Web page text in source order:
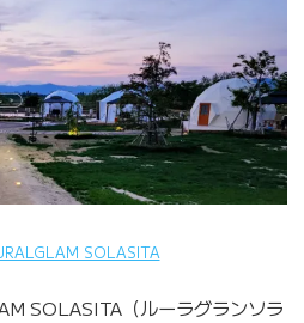
SOLASITA
SOLASITA（ルーラグランソラ